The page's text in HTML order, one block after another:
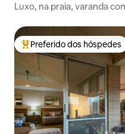
Luxo, na praia, varanda
Entre os melhores
Preferido dos hóspedes